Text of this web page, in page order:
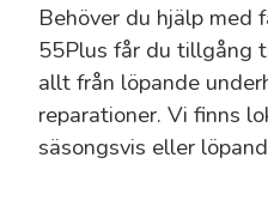
Behöver du hjälp
55Plus får du tillgång
allt från löpande
reparationer. Vi finns
säsongsvis eller